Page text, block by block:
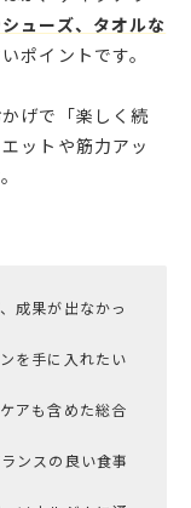
ューズ、タオルな
ポイントです。
げで「楽しく続
ットや筋力アッ
成果が出なかっ
を手に入れたい
アも含めた総合
ンスの良い食事